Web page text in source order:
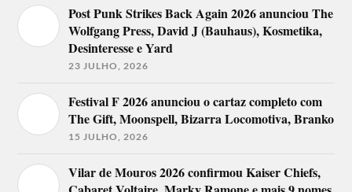
Post Punk Strikes Back Again 2026 anunciou The
Wolfgang Press, David J (Bauhaus), Kosmetika,
Desinteresse e Yard
23 JULHO, 2026
Festival F 2026 anunciou o cartaz completo com
The Gift, Moonspell, Bizarra Locomotiva, Branko
15 JULHO, 2026
Vilar de Mouros 2026 confirmou Kaiser Chiefs,